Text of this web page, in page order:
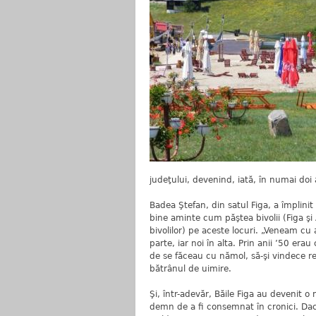
judeţului, devenind, iată, în numai doi
Badea Ştefan, din satul Figa, a
bine aminte cum păştea bivolii (Figa
bivolilor) pe aceste locuri. „Veneam
parte, iar noi în alta. Prin anii ’50
de se făceau cu nămol, să-şi vindece
bătrânul de uimire.
Şi, într-adevăr, Băile Figa au devenit
demn de a fi consemnat în cronici.